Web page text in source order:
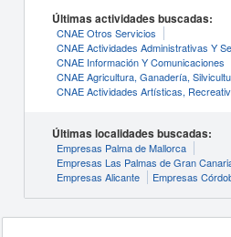
Últimas actividades buscadas:
CNAE Otros Servicios
CNAE Actividades Administrativas Y
CNAE Información Y Comunicaciones
CNAE Agricultura, Ganadería,
CNAE Actividades Artísticas,
Últimas localidades buscadas:
Empresas Palma de Mallorca
Empresas Las Palmas de Gran
Empresas Alicante
Empresas